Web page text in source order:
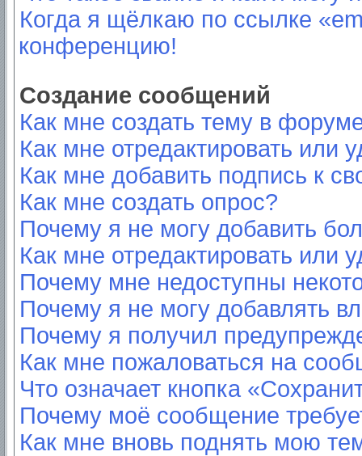
Когда я щёлкаю по ссылке
конференцию!
Создание сообщений
Как мне создать тему в
Как мне отредактировать или
Как мне добавить подпись к
Как мне создать опрос?
Почему я не могу добавить
Как мне отредактировать или
Почему мне недоступны
Почему я не могу добавлять
Почему я получил
Как мне пожаловаться на
Что означает кнопка
Почему моё сообщение
Как мне вновь поднять мою